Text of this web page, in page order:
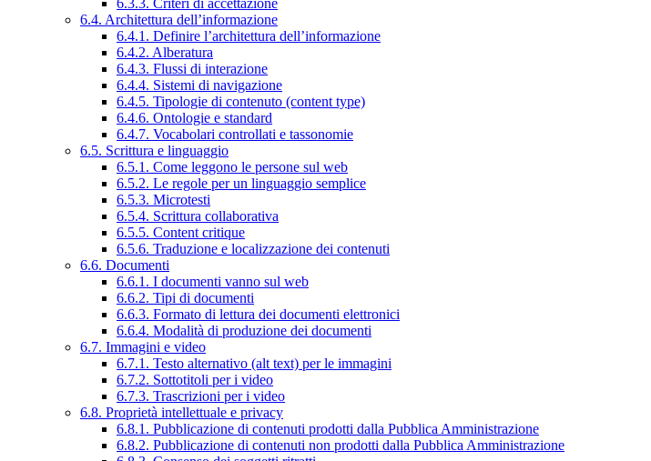
6.3.3. Criteri di accettazione
6.4. Architettura dell’informazione
6.4.1. Definire l’architettura dell’informazione
6.4.2. Alberatura
6.4.3. Flussi di interazione
6.4.4. Sistemi di navigazione
6.4.5. Tipologie di contenuto (content type)
6.4.6. Ontologie e standard
6.4.7. Vocabolari controllati e tassonomie
6.5. Scrittura e linguaggio
6.5.1. Come leggono le persone sul web
6.5.2. Le regole per un linguaggio semplice
6.5.3. Microtesti
6.5.4. Scrittura collaborativa
6.5.5. Content critique
6.5.6. Traduzione e localizzazione dei contenuti
6.6. Documenti
6.6.1. I documenti vanno sul web
6.6.2. Tipi di documenti
6.6.3. Formato di lettura dei documenti elettronici
6.6.4. Modalità di produzione dei documenti
6.7. Immagini e video
6.7.1. Testo alternativo (alt text) per le immagini
6.7.2. Sottotitoli per i video
6.7.3. Trascrizioni per i video
6.8. Proprietà intellettuale e privacy
6.8.1. Pubblicazione di contenuti prodotti dalla Pubblica Amministrazione
6.8.2. Pubblicazione di contenuti non prodotti dalla Pubblica Amministrazione